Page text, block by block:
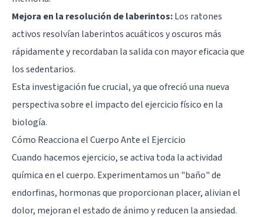
Mejora en la resolución de laberintos:Los ratones
activos resolvían laberintos acuáticos y oscuros más
rápidamente y recordaban la salida con mayor eficacia que
los sedentarios.
Esta investigación fue crucial, ya que ofreció una nueva
perspectiva sobre el impacto del ejercicio físico en la
biología.
Cómo Reacciona el Cuerpo Ante el Ejercicio
Cuando hacemos ejercicio, se activa toda la actividad
química en el cuerpo. Experimentamos un "baño" de
endorfinas, hormonas que proporcionan placer, alivian el
dolor, mejoran el estado de ánimo y reducen la ansiedad.